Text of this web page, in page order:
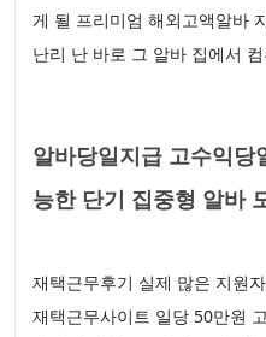
게 될 프리미엄 해외고액알바
난리 난 바로 그 알바 집에서
알바당일지급 고수익당
능한 단기 집중형 알바
재택근무후기 실제 많은 지원
재택근무사이트 일당 50만원